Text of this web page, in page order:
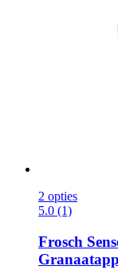
2 opties
5.0 (1)
Frosch